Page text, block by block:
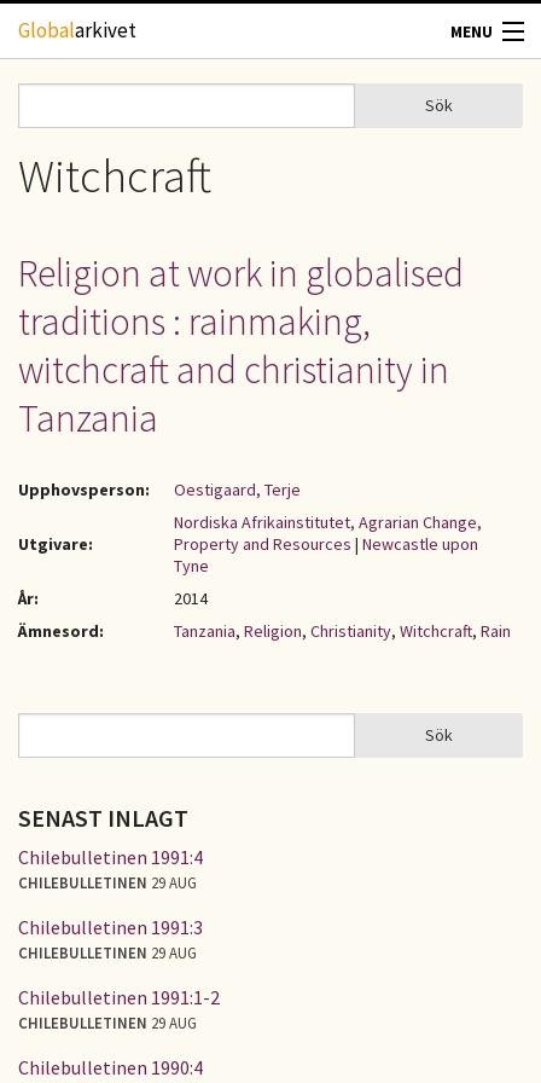
Hoppa till huvudinnehåll
Globalarkivet MENU
TIDSKRIFTER
UPPHOVSRÄTT
OM OSS
KONTAKT
Sökformulär
Sök
Witchcraft
Religion at work in globalised
traditions : rainmaking,
witchcraft and christianity in
Tanzania
Upphovsperson: Oestigaard, Terje
Utgivare:
Nordiska Afrikainstitutet, Agrarian Change,
Property and Resources | Newcastle upon
Tyne
År:
2014
Ämnesord:
Tanzania, Religion, Christianity, Witchcraft, Rain
SÖKFORMULÄR Sök
SENAST INLAGT
Chilebulletinen 1991:4
CHILEBULLETINEN 29 AUG
Chilebulletinen 1991:3
CHILEBULLETINEN 29 AUG
Chilebulletinen 1991:1-2
CHILEBULLETINEN 29 AUG
Chilebulletinen 1990:4